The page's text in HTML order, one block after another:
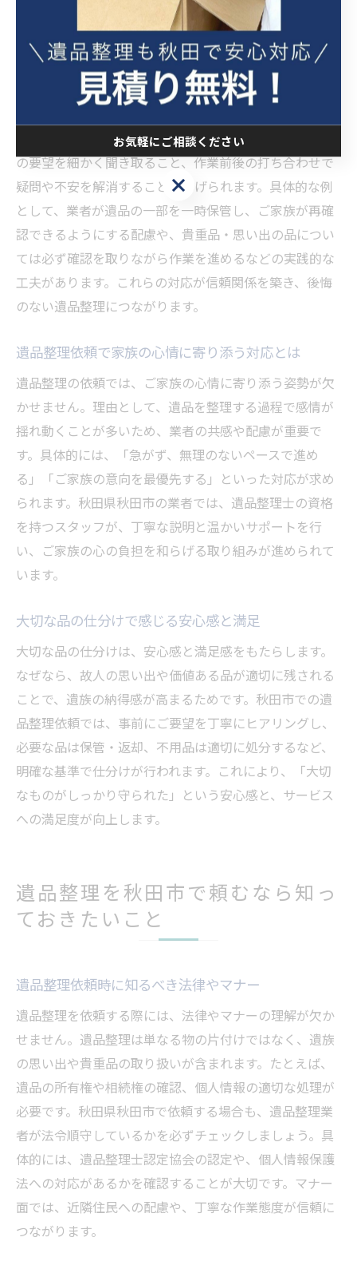
声も多く、遺品整理を丁寧に進めることで遺族の精神的
な負担が軽減されます。
秋田市で遺品整理依頼時の配慮ある対応例
心感につながります。まず、見積もりや相談時にご遺族
の要望を細かく聞き取ること、作業前後の打ち合わせで
疑問や不安を解消することが挙げられます。具体的な例
として、業者が遺品の一部を一時保管し、ご家族が再確
認できるようにする配慮や、貴重品・思い出の品につい
ては必ず確認を取りながら作業を進めるなどの実践的な
工夫があります。これらの対応が信頼関係を築き、後悔
のない遺品整理につながります。
遺品整理依頼で家族の心情に寄り添う対応とは
遺品整理の依頼では、ご家族の心情に寄り添う姿勢が欠
かせません。理由として、遺品を整理する過程で感情が
揺れ動くことが多いため、業者の共感や配慮が重要で
す。具体的には、「急がず、無理のないペースで進め
る」「ご家族の意向を最優先する」といった対応が求め
られます。秋田県秋田市の業者では、遺品整理士の資格
を持つスタッフが、丁寧な説明と温かいサポートを行
い、ご家族の心の負担を和らげる取り組みが進められて
います。
大切な品の仕分けで感じる安心感と満足
大切な品の仕分けは、安心感と満足感をもたらします。
なぜなら、故人の思い出や価値ある品が適切に残される
ことで、遺族の納得感が高まるためです。秋田市での遺
品整理依頼では、事前にご要望を丁寧にヒアリングし、
必要な品は保管・返却、不用品は適切に処分するなど、
明確な基準で仕分けが行われます。これにより、「大切
なものがしっかり守られた」という安心感と、サービス
への満足度が向上します。
遺品整理を秋田市で頼むなら知っ
ておきたいこと
遺品整理依頼時に知るべき法律やマナー
遺品整理を依頼する際には、法律やマナーの理解が欠か
せません。遺品整理は単なる物の片付けではなく、遺族
の思い出や貴重品の取り扱いが含まれます。たとえば、
遺品の所有権や相続権の確認、個人情報の適切な処理が
必要です。秋田県秋田市で依頼する場合も、遺品整理業
者が法令順守しているかを必ずチェックしましょう。具
体的には、遺品整理士認定協会の認定や、個人情報保護
法への対応があるかを確認することが大切です。マナー
面では、近隣住民への配慮や、丁寧な作業態度が信頼に
つながります。
お気軽にご相談ください
お気軽にご相談ください